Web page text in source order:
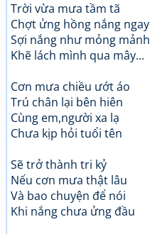
Trời vừa mưa tầm tã
Chợt ửng hồng nắng ngay
Sợi nắng như mỏng mảnh
Khẽ lách mình qua mây...
Cơn mưa chiều ướt áo
Trú chân lại bên hiên
Cùng em,người xa lạ
Chưa kịp hỏi tuổi tên
Sẽ trở thành tri kỷ
Nếu cơn mưa thật lâu
Và bao chuyện để nói
Khi nắng chưa ửng đầu